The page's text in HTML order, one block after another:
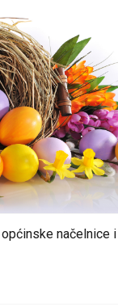
načelnice